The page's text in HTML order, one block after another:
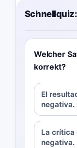
Schnellquiz:
Welcher
korrekt?
El
negativa.
La crítica
negativa.